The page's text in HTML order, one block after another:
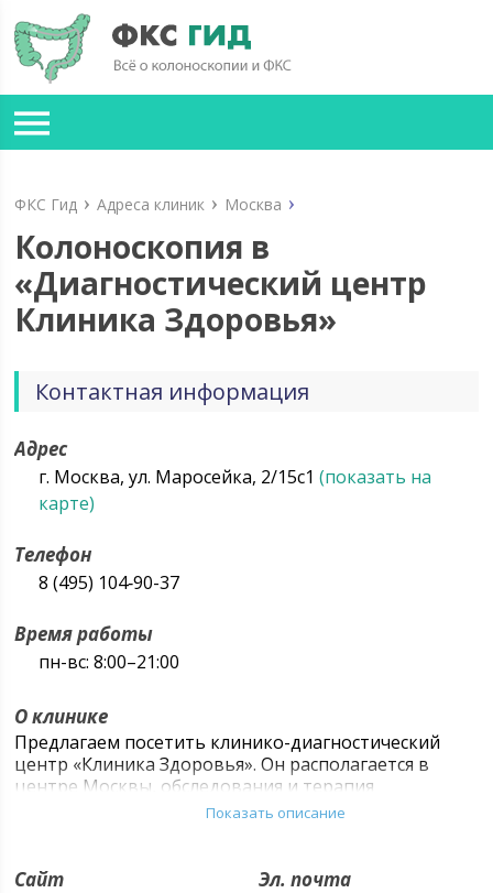
ФКС Гид Адреса клиник Москва
Колоноскопия в
«Диагностический центр
Клиника Здоровья»
Контактная информация
Адрес
г. Москва, ул. Маросейка, 2/15с1(показать на
карте)
Телефон
8 (495) 104‑90-37
Время работы
пн-вс: 8:00–21:00
О клинике
Предлагаем посетить клинико-диагностический
центр «Клиника Здоровья». Он располагается в
центре Москвы, обследования и терапия
осуществляются в комфортной обстановке на
пациентов.
Показать описание
Сайт Эл. почта